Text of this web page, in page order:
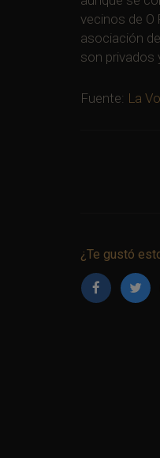
vecinos de O
asociación
son privados
Fuente: La
¿Te gustó